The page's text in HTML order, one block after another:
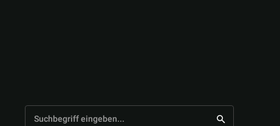
Suchbegriff eingeben...